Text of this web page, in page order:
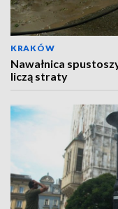
KRAKÓW
Nawałnica
liczą straty